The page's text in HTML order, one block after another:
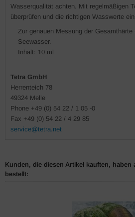
Wasserqualität achten. Mit regelmäßigen
überprüfen und die richtigen Wasswerte
Zur genauen Messung der Gesamthärte
Seewasser.
Inhalt: 10 ml
Tetra GmbH
Herrenteich 78
49324 Melle
Phone +49 (0) 54 22 / 1 05 -0
Fax +49 (0) 54 22 / 4 29 85
service@tetra.net
Kunden, die diesen Artikel kauften, haben
bestellt: